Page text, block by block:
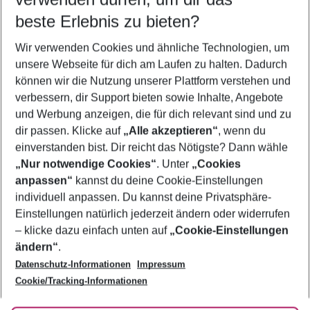
Frübucher Angebote Port de Pollença für 2026
Urlaub Port de Pollença
Flug & Hotel Port de Pollença
Familienurlaub Port de Pollença
Last Minute Port de Pollença
Footer
Footer navigation
Über uns
AGB
Bestpreisgarantie
Cookie-Einstellungen ändern
Cookie-Richtlinie
Agenturbetreuung
Barrierefreies Reisen
Folge uns
beste Erlebnis zu bieten?
Wir verwenden Cookies und ähnliche Technologien, um
unsere Webseite für dich am Laufen zu halten. Dadurch
können wir die Nutzung unserer Plattform verstehen und
verbessern, dir Support bieten sowie Inhalte, Angebote
und Werbung anzeigen, die für dich relevant sind und zu
dir passen. Klicke auf „Alle akzeptieren“, wenn du
einverstanden bist. Dir reicht das Nötigste? Dann wähle
„Nur notwendige Cookies“. Unter „Cookies
anpassen“ kannst du deine Cookie-Einstellungen
individuell anpassen. Du kannst deine Privatsphäre-
Einstellungen natürlich jederzeit ändern oder widerrufen
– klicke dazu einfach unten auf „Cookie-Einstellungen
ändern“.
Datenschutz-Informationen
Impressum
Cookie/Tracking-Informationen